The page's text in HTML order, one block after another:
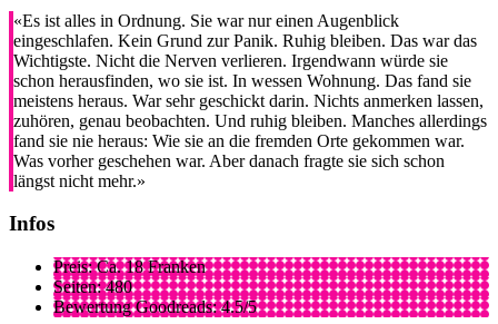
«Es ist alles in Ordnung. Sie war nur einen Augenblick
eingeschlafen. Kein Grund zur Panik. Ruhig bleiben. Das war das
Wichtigste. Nicht die Nerven verlieren. Irgendwann würde sie
schon herausfinden, wo sie ist. In wessen Wohnung. Das fand sie
meistens heraus. War sehr geschickt darin. Nichts anmerken lassen,
zuhören, genau beobachten. Und ruhig bleiben. Manches allerdings
fand sie nie heraus: Wie sie an die fremden Orte gekommen war.
Was vorher geschehen war. Aber danach fragte sie sich schon
längst nicht mehr.»
Infos
Preis: Ca. 18 Franken
Seiten: 480
Bewertung Goodreads: 4.5/5